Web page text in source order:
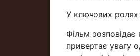
У ключових ролях
Фільм
привертає увагу